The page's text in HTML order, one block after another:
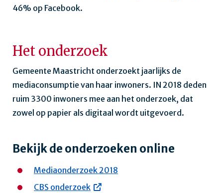
46% op Facebook.
Het onderzoek
Gemeente Maastricht onderzoekt jaarlijks de
mediaconsumptie van haar inwoners. IN 2018 deden
ruim 3300 inwoners mee aan het onderzoek, dat
zowel op papier als digitaal wordt uitgevoerd.
Bekijk de onderzoeken online
Mediaonderzoek 2018
CBS onderzoek